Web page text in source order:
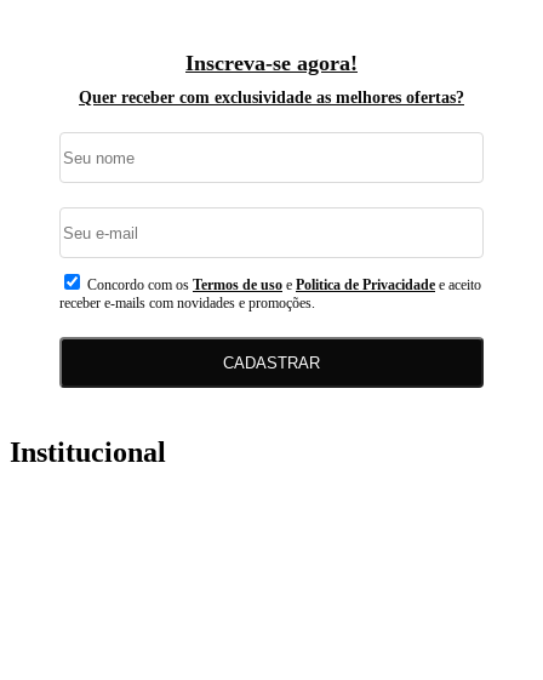
Inscreva-se agora!
Quer receber com exclusividade as melhores ofertas?
Concordo com os Termos de uso e Politica de Privacidade e aceito
receber e-mails com novidades e promoções.
CADASTRAR
Institucional